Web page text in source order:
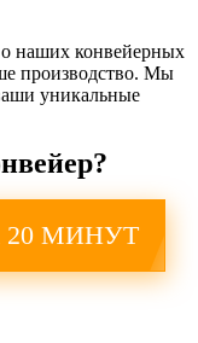
наших конвейерных
производство. Мы
уникальные
20 МИНУТ